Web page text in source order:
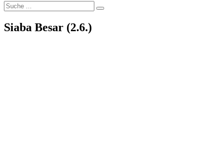
Suchen
Siaba Besar (2.6.)